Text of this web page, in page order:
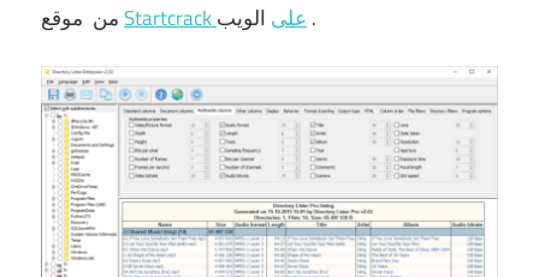
من
Startcrack على .